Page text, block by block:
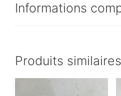
Informations
Produits similaires